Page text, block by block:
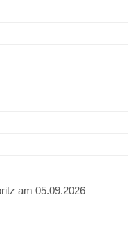
am 05.09.2026